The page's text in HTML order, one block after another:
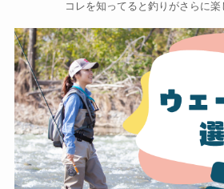
コレを知ってると釣りがさらに楽